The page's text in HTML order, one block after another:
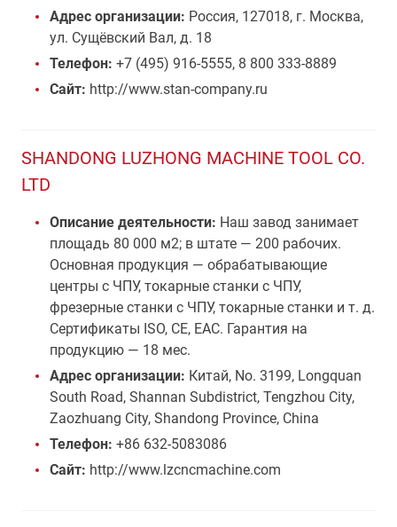
Адрес организации: Россия, 127018, г. Москва,
ул. Сущёвский Вал, д. 18
Телефон: +7 (495) 916-5555, 8 800 333-8889
Сайт: http://www.stan-company.ru
SHANDONG LUZHONG MACHINE TOOL CO.
LTD
Описание деятельности: Наш завод занимает
площадь 80 000 м2; в штате — 200 рабочих.
Основная продукция — обрабатывающие
центры с ЧПУ, токарные станки с ЧПУ,
фрезерные станки с ЧПУ, токарные станки и т. д.
Сертификаты ISO, CE, EAC. Гарантия на
продукцию — 18 мес.
Адрес организации: Китай, No. 3199, Longquan
South Road, Shannan Subdistrict, Tengzhou City,
Zaozhuang City, Shandong Province, China
Телефон: +86 632-5083086
Сайт: http://www.lzcncmachine.com